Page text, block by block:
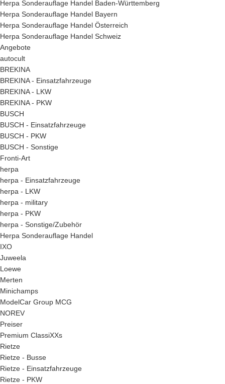
Herpa Sonderauflage Handel Baden-Württemberg
Herpa Sonderauflage Handel Bayern
Herpa Sonderauflage Handel Österreich
Herpa Sonderauflage Handel Schweiz
Angebote
autocult
BREKINA
BREKINA - Einsatzfahrzeuge
BREKINA - LKW
BREKINA - PKW
BUSCH
BUSCH - Einsatzfahrzeuge
BUSCH - PKW
BUSCH - Sonstige
Fronti-Art
herpa
herpa - Einsatzfahrzeuge
herpa - LKW
herpa - military
herpa - PKW
herpa - Sonstige/Zubehör
Herpa Sonderauflage Handel
IXO
Juweela
Loewe
Merten
Minichamps
ModelCar Group MCG
NOREV
Preiser
Premium ClassiXXs
Rietze
Rietze - Busse
Rietze - Einsatzfahrzeuge
Rietze - PKW